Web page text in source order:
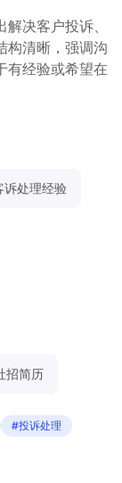
决客户投诉、
构清晰，强调沟
有经验或希望在
诉处理经验
招简历
#投诉处理